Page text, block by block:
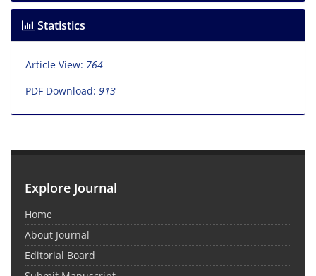
Statistics
Article View: 764
PDF Download: 913
Explore Journal
Home
About Journal
Editorial Board